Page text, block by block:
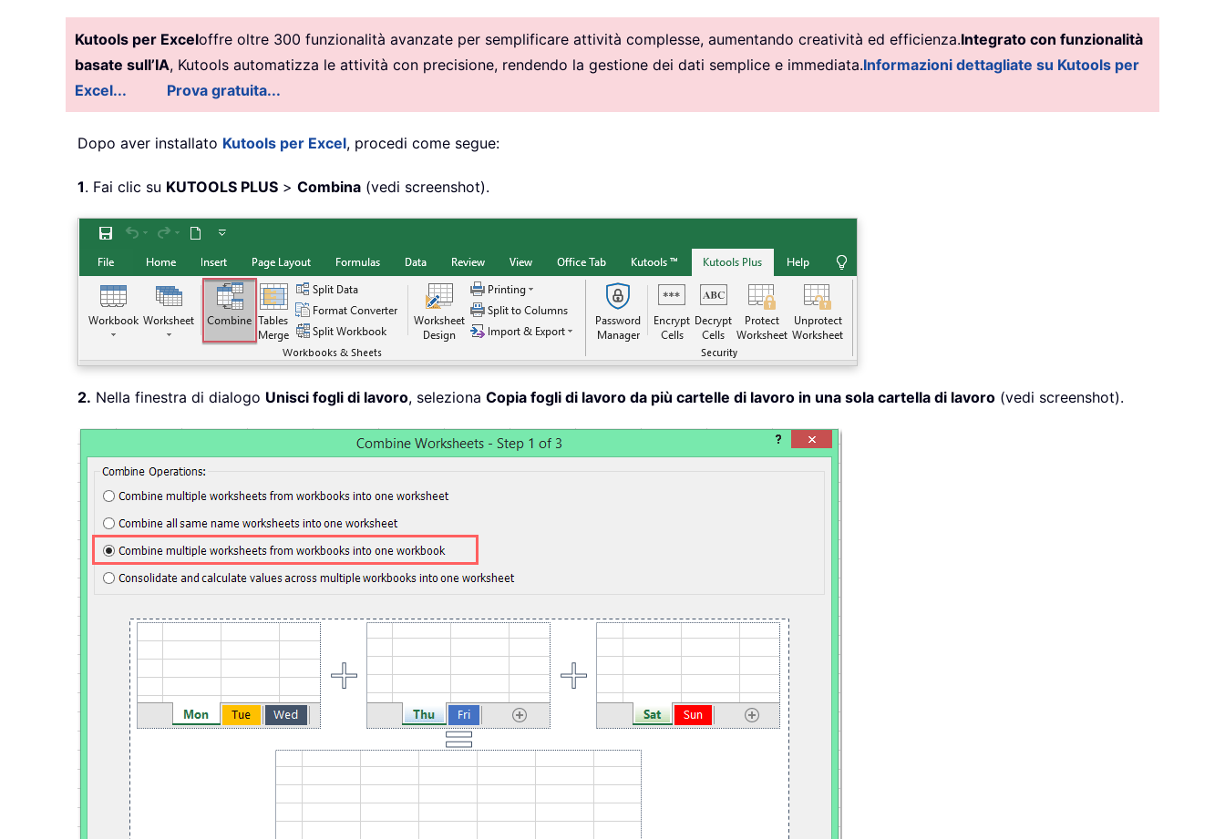
Kutools per Exceloffre oltre 300 funzionalità avanzate per semplificare attività complesse, aumentando creatività ed efficienza.Integrato con funzionalità
basate sull’IA, Kutools automatizza le attività con precisione, rendendo la gestione dei dati semplice e immediata.Informazioni dettagliate su Kutools per
Excel...
Prova gratuita...
Dopo aver installato Kutools per Excel, procedi come segue:
1. Fai clic su KUTOOLS PLUS > Combina (vedi screenshot).
2. Nella finestra di dialogo Unisci fogli di lavoro, seleziona Copia fogli di lavoro da più cartelle di lavoro in una sola cartella di lavoro (vedi screenshot).